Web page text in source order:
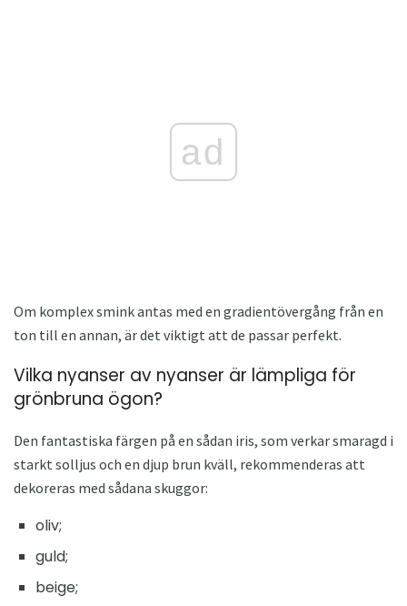
ad
Om komplex smink antas med en gradientövergång från en
ton till en annan, är det viktigt att de passar perfekt.
Vilka nyanser av nyanser är lämpliga för
grönbruna ögon?
Den fantastiska färgen på en sådan iris, som verkar smaragd i
starkt solljus och en djup brun kväll, rekommenderas att
dekoreras med sådana skuggor:
oliv;
guld;
beige;